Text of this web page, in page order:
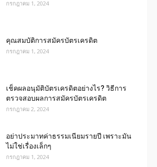
กรกฎาคม 1, 2024
คุณสมบัติการสมัครบัตรเครดิต
กรกฎาคม 1, 2024
เช็คผลอนุมัติบัตรเครดิตอย่างไร? วิธีการ
ตรวจสอบผลการสมัครบัตรเครดิต
กรกฎาคม 2, 2024
อย่าประมาทค่าธรรมเนียมรายปี เพราะมัน
ไม่ใช่เรื่องเล็กๆ
กรกฎาคม 1, 2024